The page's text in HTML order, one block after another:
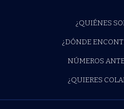
¿QUIÉNES
¿DÓNDE
NÚMEROS
¿QUIERES